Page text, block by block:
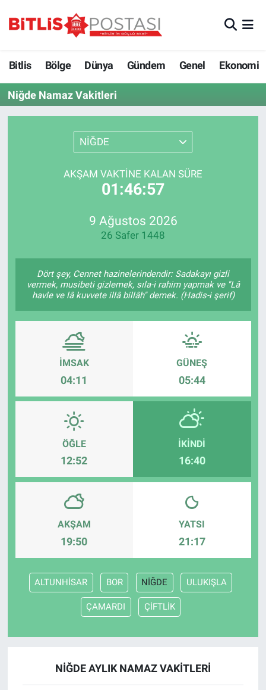
Bitlis Bölge Dünya Gündem Genel Ekonomi
Niğde Namaz Vakitleri
NİĞDE
AKŞAM VAKTINE KALAN SÜRE
01:46:57
9 Ağustos 2026
26 Safer 1448
Dört şey, Cennet hazinelerindendir: Sadakayı gizli
vermek, musibeti gizlemek, sıla-i rahim yapmak ve "Lâ
havle ve lâ kuvvete illâ billâh" demek. (Hadis-i şerif)
İMSAK
04:11
GÜNEŞ
05:44
ÖĞLE
12:52
İKINDI
16:40
AKŞAM
19:50
YATSI
21:17
ALTUNHİSAR BOR NİĞDE ULUKIŞLA
ÇAMARDI ÇİFTLİK
NİĞDE AYLIK NAMAZ VAKITLERI
Bölge
Genel
Gündem
Kültür-Sanat
Magazin
Politika
Resmi İlanlar
Sağlık
Bitlis Trafik Yoğunluk Haritası
Süper Lig Puan Durumu ve Fikstür
Tüm Manşetler
Son Dakika Haberleri